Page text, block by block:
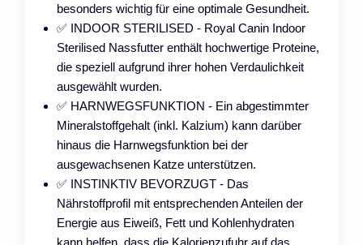
besonders wichtig für eine optimale Gesundheit.
✅ INDOOR STERILISED - Royal Canin Indoor
Sterilised Nassfutter enthält hochwertige Proteine,
die speziell aufgrund ihrer hohen Verdaulichkeit
ausgewählt wurden.
✅ HARNWEGSFUNKTION - Ein abgestimmter
Mineralstoffgehalt (inkl. Kalzium) kann darüber
hinaus die Harnwegsfunktion bei der
ausgewachsenen Katze unterstützen.
✅ INSTINKTIV BEVORZUGT - Das
Nährstoffprofil mit entsprechenden Anteilen der
Energie aus Eiweiß, Fett und Kohlenhydraten
kann helfen, dass die Kalorienzufuhr auf das